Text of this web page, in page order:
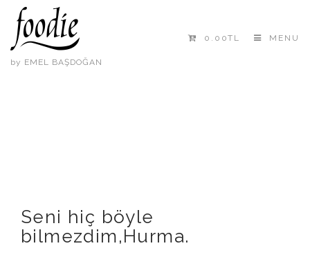
by EMEL BAŞDOĞAN
MENU
0.00TL
Seni hiç böyle
bilmezdim,Hurma.